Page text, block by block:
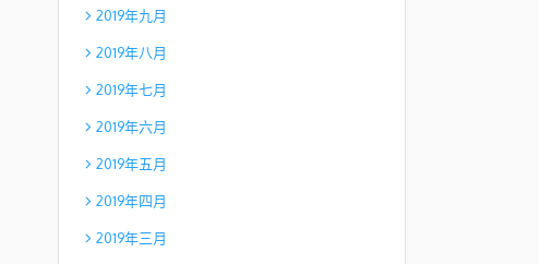
2019年九月
2019年八月
2019年七月
2019年六月
2019年五月
2019年四月
2019年三月